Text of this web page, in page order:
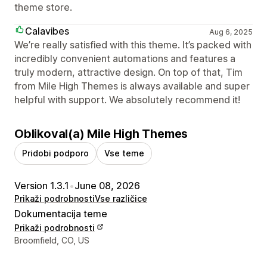
theme store.
Calavibes
Aug 6, 2025
We’re really satisfied with this theme. It’s packed with
incredibly convenient automations and features a
truly modern, attractive design. On top of that, Tim
from Mile High Themes is always available and super
helpful with support. We absolutely recommend it!
Oblikoval(a) Mile High Themes
Pridobi podporo Vse teme
Version 1.3.1 •June 08, 2026
Prikaži podrobnostiVse različice
Dokumentacija teme
Prikaži podrobnosti
Podatki za stik z oblikovalcem
Broomfield, CO, US